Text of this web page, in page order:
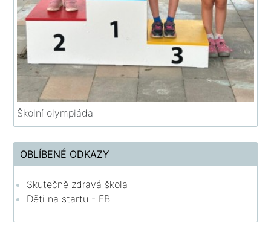
Školní olympiáda
OBLÍBENÉ ODKAZY
Skutečně zdravá škola
Děti na startu - FB